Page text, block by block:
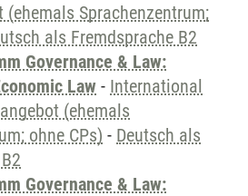
(ehemals Sprachenzentrum;
als Fremdsprache B2
Governance & Law:
Law - International
(ehemals
ohne CPs) - Deutsch als
Governance & Law: